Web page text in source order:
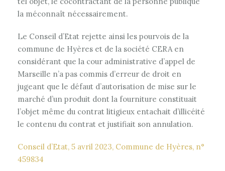
la méconnaît nécessairement.
Le Conseil d’Etat rejette ainsi les pourvois de la
commune de Hyères et de la société CERA en
considérant que la cour administrative d’appel de
Marseille n’a pas commis d’erreur de droit en
jugeant que le défaut d’autorisation de mise sur le
marché d’un produit dont la fourniture constituait
l’objet même du contrat litigieux entachait d’illicéité
le contenu du contrat et justifiait son annulation.
Conseil d’Etat, 5 avril 2023, Commune de Hyères, n°
459834